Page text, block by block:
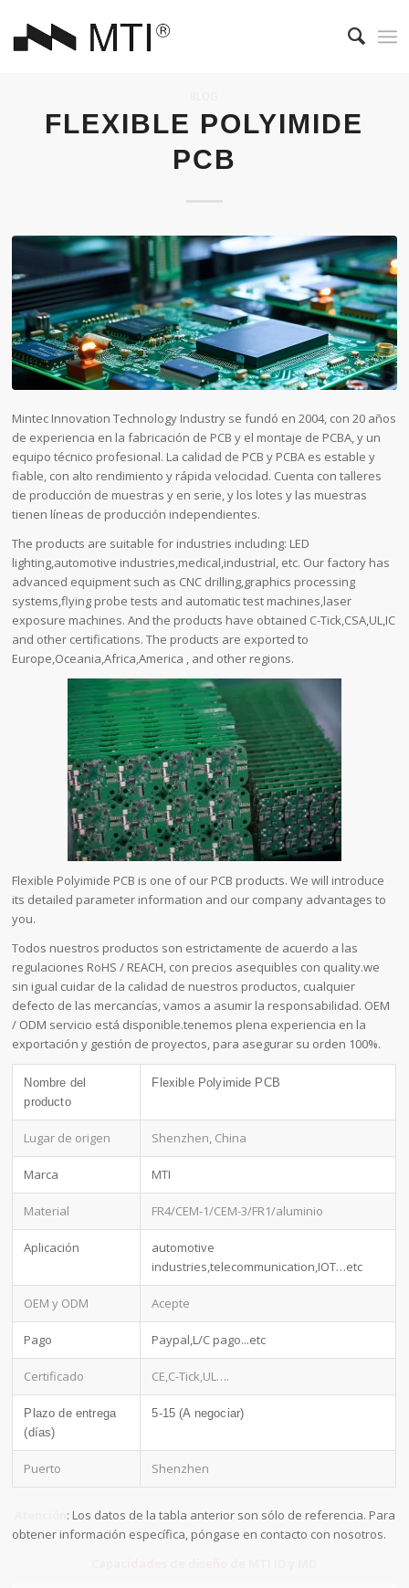
FLEXIBLE POLYIMIDE
PCB
Mintec Innovation Technology Industry se fundó en 2004, con 20 años
de experiencia en la fabricación de PCB y el montaje de PCBA, y un
equipo técnico profesional. La calidad de PCB y PCBA es estable y
fiable, con alto rendimiento y rápida velocidad. Cuenta con talleres
de producción de muestras y en serie, y los lotes y las muestras
tienen líneas de producción independientes.
The products are suitable for industries including: LED
lighting,automotive industries,medical,industrial, etc. Our factory has
advanced equipment such as CNC drilling,graphics processing
systems,flying probe tests and automatic test machines,laser
exposure machines. And the products have obtained C-Tick,CSA,UL,IC
and other certifications. The products are exported to
Europe,Oceania,Africa,America , and other regions.
Flexible Polyimide PCB is one of our PCB products. We will introduce
its detailed parameter information and our company advantages to
you.
Todos nuestros productos son estrictamente de acuerdo a las
regulaciones RoHS / REACH, con precios asequibles con quality.we
sin igual cuidar de la calidad de nuestros productos, cualquier
defecto de las mercancías, vamos a asumir la responsabilidad. OEM
/ ODM servicio está disponible.tenemos plena experiencia en la
exportación y gestión de proyectos, para asegurar su orden 100%.
Nombre del
producto
Flexible Polyimide PCB
Lugar de origen Shenzhen, China
Marca MTI
Material FR4/CEM-1/CEM-3/FR1/aluminio
Aplicación
automotive
industries,telecommunication,IOT…etc
OEM y ODM Acepte
Pago Paypal,L/C pago...etc
Certificado CE,C-Tick,UL….
Plazo de entrega
(días)
5-15 (A negociar)
Puerto Shenzhen
: Los datos de la tabla anterior son sólo de referencia. Para
obtener información específica, póngase en contacto con nosotros.